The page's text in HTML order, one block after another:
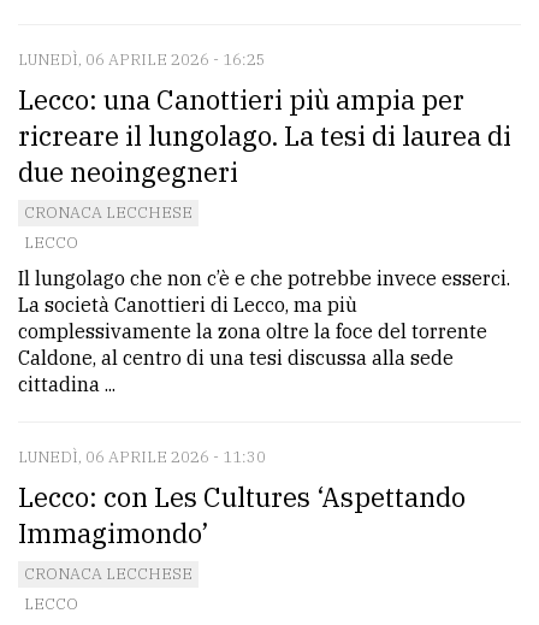
LUNEDÌ, 06 APRILE 2026 - 16:25
Lecco: una Canottieri più ampia per
ricreare il lungolago. La tesi di laurea di
due neoingegneri
CRONACA LECCHESE
LECCO
Il lungolago che non c’è e che potrebbe invece esserci.
La società Canottieri di Lecco, ma più
complessivamente la zona oltre la foce del torrente
Caldone, al centro di una tesi discussa alla sede
cittadina ...
LUNEDÌ, 06 APRILE 2026 - 11:30
Lecco: con Les Cultures ‘Aspettando
Immagimondo’
CRONACA LECCHESE
LECCO